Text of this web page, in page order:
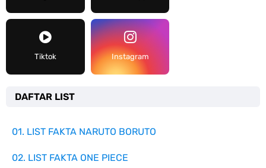
Tiktok Instagram
DAFTAR LIST
01. LIST FAKTA NARUTO BORUTO
02. LIST FAKTA ONE PIECE